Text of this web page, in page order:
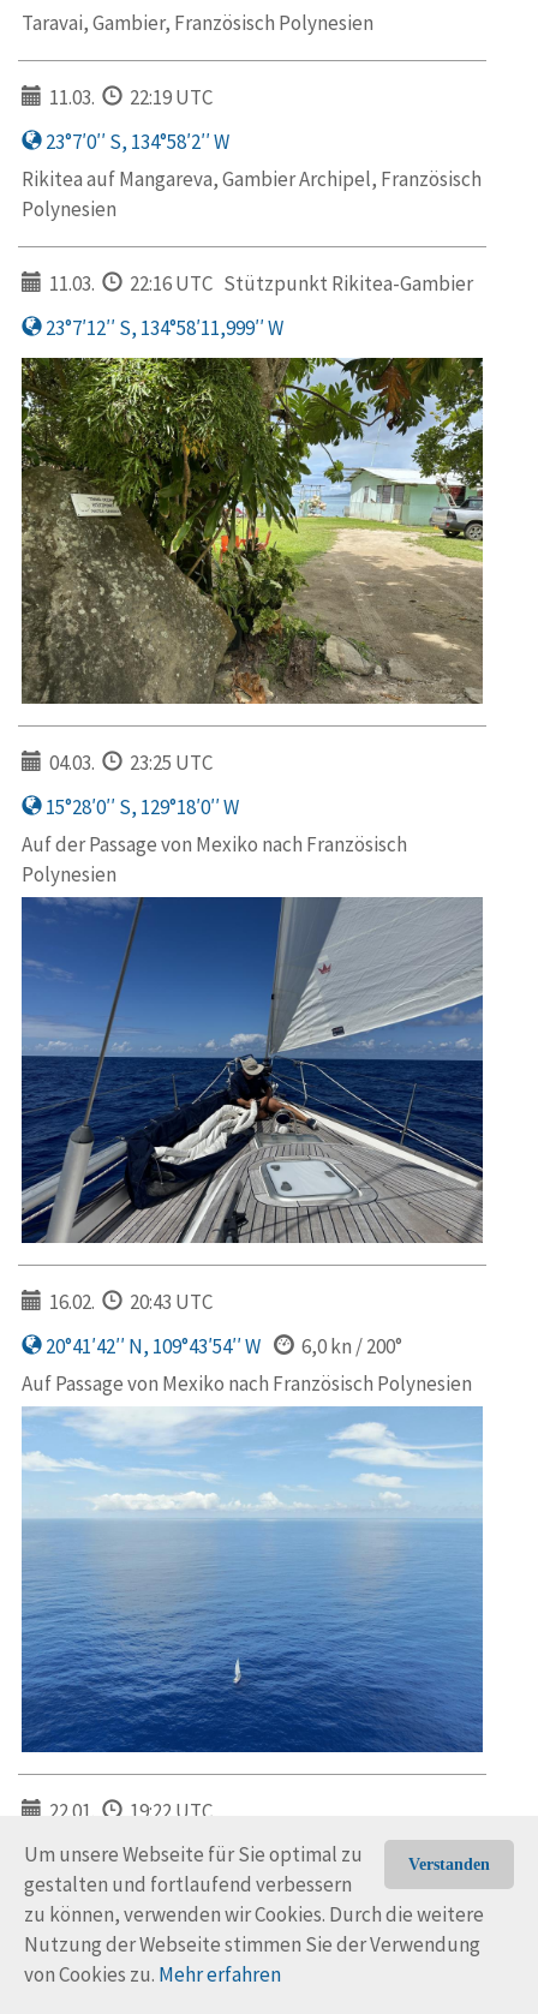
Verstanden
Um unsere Webseite für Sie optimal zu
gestalten und fortlaufend verbessern
zu können, verwenden wir Cookies. Durch die weitere
Nutzung der Webseite stimmen Sie der Verwendung
von Cookies zu. Mehr erfahren
Taravai, Gambier, Französisch Polynesien
11.03.
22:19 UTC
23°7′0′′ S, 134°58′2′′ W
Rikitea auf Mangareva, Gambier Archipel, Französisch
Polynesien
11.03. 22:16 UTC Stützpunkt Rikitea-Gambier
23°7′12′′ S, 134°58′11,999′′ W
04.03.
23:25 UTC
15°28′0′′ S, 129°18′0′′ W
Auf der Passage von Mexiko nach Französisch
Polynesien
16.02.
20:43 UTC
20°41′42′′ N, 109°43′54′′ W
6,0 kn / 200°
Auf Passage von Mexiko nach Französisch Polynesien
22.01.
19:22 UTC
24°33′0′′ N, 110°18′59,999′′ W
Sea of Cortez, Bahía de La Paz, Mexiko